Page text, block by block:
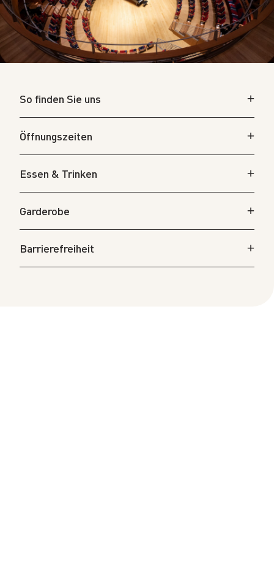
So finden Sie uns
Öffnungszeiten
Essen & Trinken
Garderobe
Barrierefreiheit